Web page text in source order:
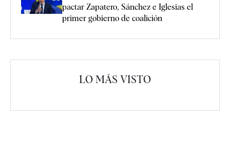
pactar Zapatero, Sánchez e Iglesias el
primer gobierno de coalición
LO MÁS VISTO